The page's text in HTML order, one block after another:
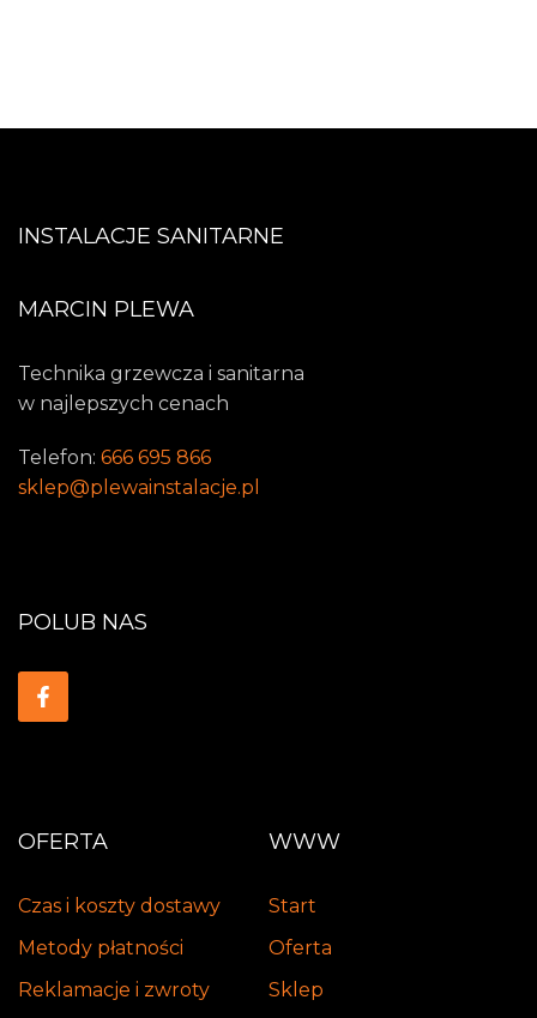
INSTALACJE SANITARNE
MARCIN PLEWA
Technika grzewcza i sanitarna
w najlepszych cenach
Telefon: 666 695 866
sklep@plewainstalacje.pl
OFERTA
Czas i koszty dostawy
Metody płatności
Reklamacje i zwroty
WWW
Start
Oferta
Sklep
POLUB NAS